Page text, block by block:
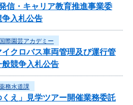
信・キャリア教育推進事業委
入札公告
国際園芸アカデミー
クロバス車両管理及び運行管
競争入札公告
務水道課
え」見学ツアー開催業務委託